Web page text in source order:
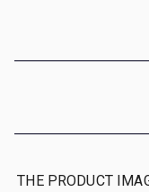
THE PRODUCT